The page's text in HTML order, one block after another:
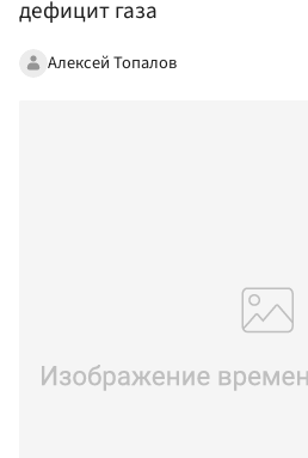
дефицит газа
Алексей Топалов